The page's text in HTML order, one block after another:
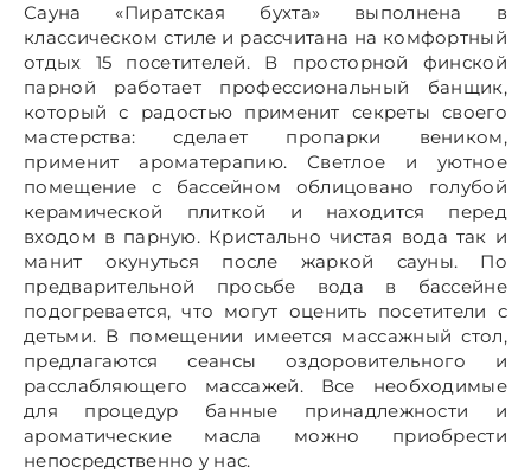
Сауна «Пиратская бухта» выполнена в
классическом стиле и рассчитана на комфортный
отдых 15 посетителей. В просторной финской
парной работает профессиональный банщик,
который с радостью применит секреты своего
мастерства: сделает пропарки веником,
применит ароматерапию. Светлое и уютное
помещение с бассейном облицовано голубой
керамической плиткой и находится перед
входом в парную. Кристально чистая вода так и
манит окунуться после жаркой сауны. По
предварительной просьбе вода в бассейне
подогревается, что могут оценить посетители с
детьми. В помещении имеется массажный стол,
предлагаются сеансы оздоровительного и
расслабляющего массажей. Все необходимые
для процедур банные принадлежности и
ароматические масла можно приобрести
непосредственно у нас.